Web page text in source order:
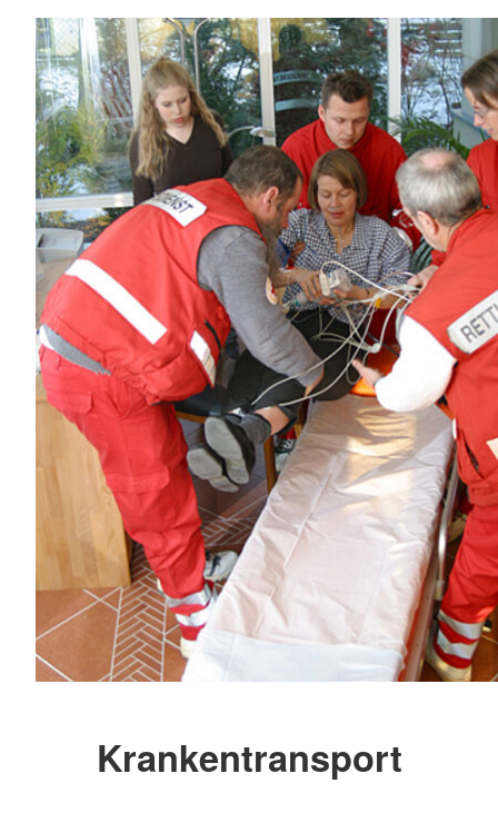
Krankentransport